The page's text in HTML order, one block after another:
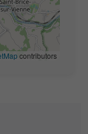
contributors